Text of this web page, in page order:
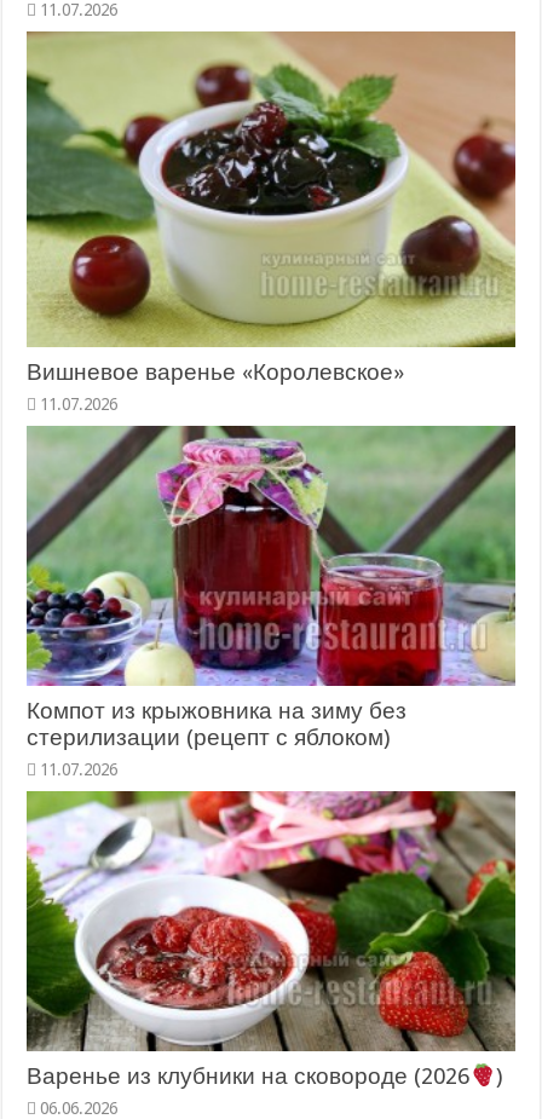
11.07.2026
Вишневое варенье «Королевское»
11.07.2026
Компот из крыжовника на зиму без
стерилизации (рецепт с яблоком)
11.07.2026
Варенье из клубники на сковороде (2026 )
06.06.2026